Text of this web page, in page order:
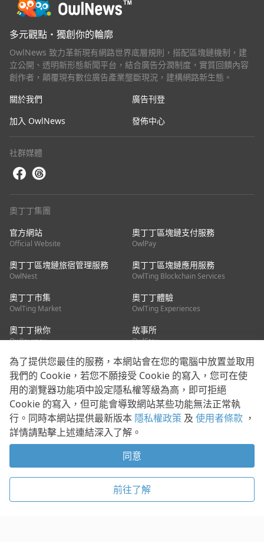
多元觀點・獨創你的輪廓
OwlNews 致力革新現有網路世界底層規則，搭配區塊鏈機制，建
立公開、透明新形態新聞平台，結合廣告分潤制度，實質回饋內容
創作者，顛覆現有數位廣告產業壟斷現況，建構網路新生態。
關於我們
廣告刊登
加入 OwlNews
發佈中心
社群媒體
奧丁丁集團
官方網站
Official Website
奧丁丁區塊鏈支付服務
OwlPay
奧丁丁區塊鏈旅宿管理服務
OwlNest
奧丁丁區塊鏈應用服務
OwlTing Blockchain Services
奧丁丁市集
OwlTing Market
奧丁丁體驗
OwlTing Experiences
奧丁丁揪你
OwlJourney
故事所
OwlStay
聯絡我們
客服信箱：mediapartner@owlting.com
服務信箱 / 廣告洽詢：info_owlnews@owlting.com
媒體合作 / 新聞稿提供：mediapartner@owlting.com
本平台之內容符合第三方智慧財產權規範，若有疑慮歡迎來信告
使用者條款 隱私權政策 Cookie 政策
為了提供您最佳的服務，本網站會在您的電腦中放置並取用
我們的 Cookie，若您不願接受 Cookie 的寫入，您可在使
用的瀏覽器功能項中設定隱私權等級為高，即可拒絕
Cookie 的寫入，但可能會導致網站某些功能無法正常執
行。同時本網站提供最新版本 隱私權政策 及 使用者條款 ，
詳情請點擊上述連結深入了解。
同意
前往了解